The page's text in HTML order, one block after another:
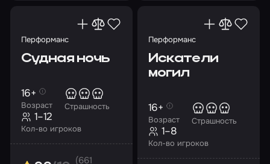
Перформанс
Судная ночь
Возраст
16+
Страшность
Кол-во игроков
1–12
(661
Перформанс
Искатели
могил
Возраст
16+
Страшность
Кол-во игроков
1–8